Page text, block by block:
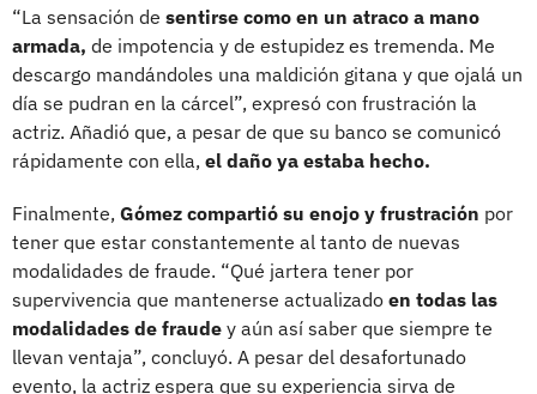
“La sensación de sentirse como en un atraco a mano
armada, de impotencia y de estupidez es tremenda. Me
descargo mandándoles una maldición gitana y que ojalá un
día se pudran en la cárcel”, expresó con frustración la
actriz. Añadió que, a pesar de que su banco se comunicó
rápidamente con ella, el daño ya estaba hecho.
Finalmente, Gómez compartió su enojo y frustración por
tener que estar constantemente al tanto de nuevas
modalidades de fraude. “Qué jartera tener por
supervivencia que mantenerse actualizado en todas las
modalidades de fraude y aún así saber que siempre te
llevan ventaja”, concluyó. A pesar del desafortunado
evento, la actriz espera que su experiencia sirva de